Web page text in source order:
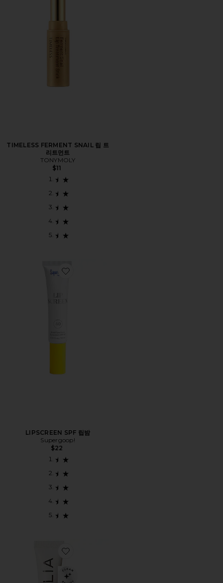
TIMELESS FERMENT SNAIL 립 트
리트먼트
TONYMOLY
$11
Favorite LIPSCREEN SPF 립밤
LIPSCREEN SPF 립밤
Supergoop!
$22
Favorite LIP WRAP REVIVING BALM 립밤